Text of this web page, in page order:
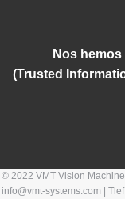
Nos
(Trusted
© 2022 VMT Vision
info@vmt-systems.com |